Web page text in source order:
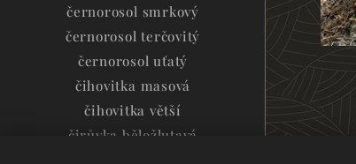
černorosol smrkový
černorosol terčovitý
černorosol uťatý
čihovitka masová
čihovitka větší
čirůvka běložlutavá